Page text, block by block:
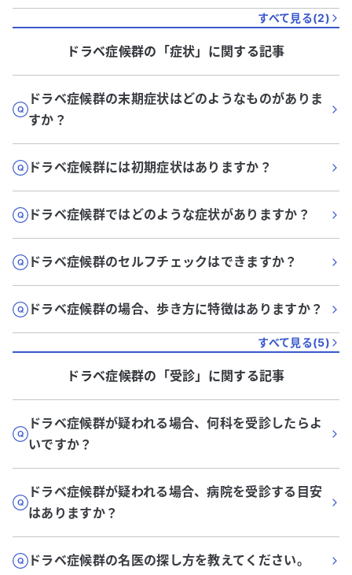
すべて見る(2)
ドラベ症候群の「症状」に関する記事
ドラベ症候群の末期症状はどのようなものがありま
すか？
ドラベ症候群には初期症状はありますか？
ドラベ症候群ではどのような症状がありますか？
ドラベ症候群のセルフチェックはできますか？
ドラベ症候群の場合、歩き方に特徴はありますか？
すべて見る(5)
ドラベ症候群の「受診」に関する記事
ドラベ症候群が疑われる場合、何科を受診したらよ
いですか？
ドラベ症候群が疑われる場合、病院を受診する目安
はありますか？
ドラベ症候群の名医の探し方を教えてください。